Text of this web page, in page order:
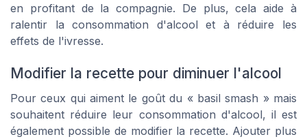
en profitant de la compagnie. De plus, cela aide à
ralentir la consommation d'alcool et à réduire les
effets de l'ivresse.
Modifier la recette pour diminuer l'alcool
Pour ceux qui aiment le goût du « basil smash » mais
souhaitent réduire leur consommation d'alcool, il est
également possible de modifier la recette. Ajouter plus